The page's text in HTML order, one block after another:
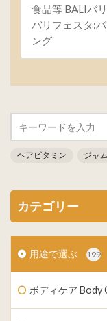
食品等 BALIバ
バリフェスタ:
ング
ヘアビタミン ジャ
カテゴリー
用途で選ぶ 199
ボディケア Body